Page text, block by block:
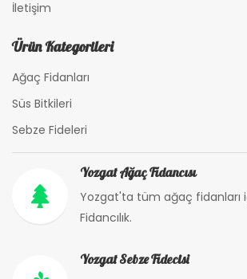
İletişim
Ürün Kategorileri
Ağaç Fidanları
Süs Bitkileri
Sebze Fideleri
Yozgat Ağaç Fidancısı
Yozgat'ta tüm ağaç fidanları
Fidancılık.
Yozgat Sebze Fidecisi